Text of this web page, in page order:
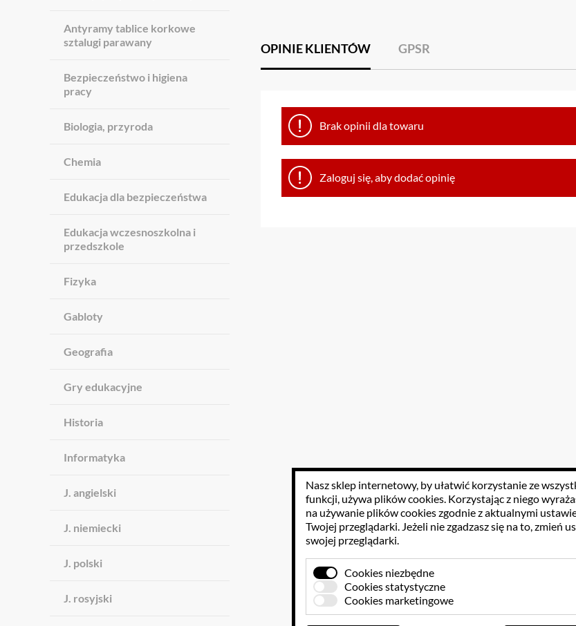
Antyramy tablice korkowe
sztalugi parawany
Bezpieczeństwo i higiena
pracy
Biologia, przyroda
Chemia
Edukacja dla bezpieczeństwa
Edukacja wczesnoszkolna i
przedszkole
Fizyka
Gabloty
Geografia
Gry edukacyjne
Historia
Informatyka
J. angielski
J. niemiecki
J. polski
J. rosyjski
OPINIE KLIENTÓW GPSR
Brak opinii dla towaru
Zaloguj się, aby dodać opinię
Nasz sklep internetowy, by ułatwić korzystanie ze
funkcji, używa plików cookies. Korzystając z niego
na używanie plików cookies zgodnie z aktualnymi
Twojej przeglądarki. Jeżeli nie zgadzasz się na to, zmień
swojej przeglądarki.
Cookies niezbędne
Cookies statystyczne
Cookies marketingowe